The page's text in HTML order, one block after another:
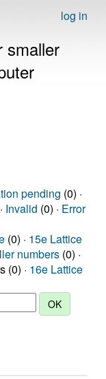
log in
smaller
pending (0) ·
Invalid (0) · Error
(0) · 15e Lattice
numbers (0) ·
(0) · 16e Lattice